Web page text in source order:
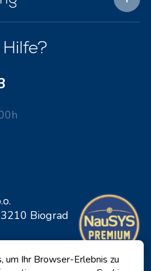
Biograd
um Ihr Browser-Erlebnis zu